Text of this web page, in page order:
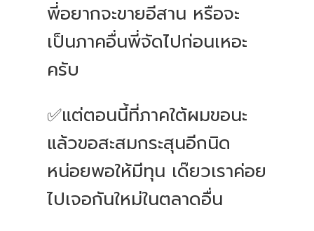
พี่อยากจะขายอีสาน หรือจะ
เป็นภาคอื่นพี่จัดไปก่อนเหอะ
ครับ
✅แต่ตอนนี้ที่ภาคใต้ผมขอนะ
แล้วขอสะสมกระสุนอีกนิด
หน่อยพอให้มีทุน เด๊ยวเราค่อย
ไปเจอกันใหม่ในตลาดอื่น